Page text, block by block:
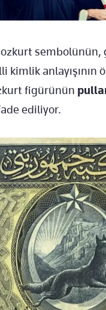
kimlik
figürünün
ediliyor.